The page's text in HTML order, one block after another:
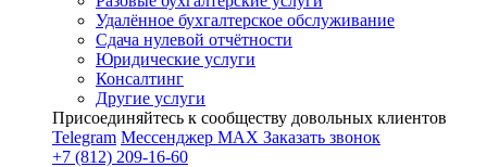
Удалённое бухгалтерское обслуживание
Сдача нулевой отчётности
Юридические услуги
Консалтинг
Другие услуги
Присоединяйтесь к сообществу довольных клиентов
Telegram Мессенджер MAX Заказать звонок
+7 (812) 209-16-60